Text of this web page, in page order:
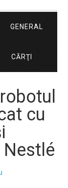
GENERAL
CĂRŢI
cu
Nestlé